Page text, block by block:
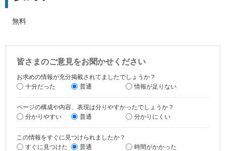
無料
皆さまのご意見をお聞かせください
お求めの情報が充分掲載されてましたでしょうか？
十分だった
普通 情報が足りない
ページの構成や内容、表現は分りやすかったでしょうか？
分かりやすい
普通 分かりにくい
この情報をすぐに見つけられましたか？
すぐに見つけた
普通 時間がかかった